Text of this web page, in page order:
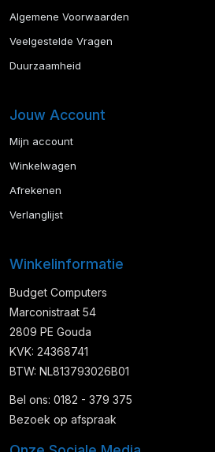
Algemene Voorwaarden
Veelgestelde Vragen
Duurzaamheid
Jouw Account
Mijn account
Winkelwagen
Afrekenen
Verlanglijst
Winkelinformatie
Budget Computers
Marconistraat 54
2809 PE Gouda
KVK: 24368741
BTW: NL813793026B01
Bel ons: 0182 - 379 375
Bezoek op afspraak